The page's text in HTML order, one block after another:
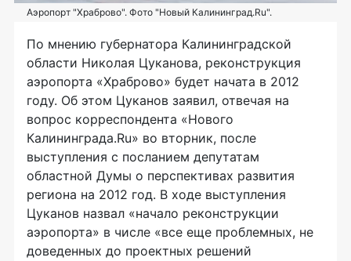
Аэропорт "Храброво". Фото "Новый Калининград.Ru".
По мнению губернатора Калининградской
области Николая Цуканова, реконструкция
аэропорта «Храброво» будет начата в 2012
году. Об этом Цуканов заявил, отвечая на
вопрос корреспондента «Нового
Калининграда.Ru» во вторник, после
выступления с посланием депутатам
областной Думы о перспективах развития
региона на 2012 год. В ходе выступления
Цуканов назвал «начало реконструкции
аэропорта» в числе «все еще проблемных, не
доведенных до проектных решений